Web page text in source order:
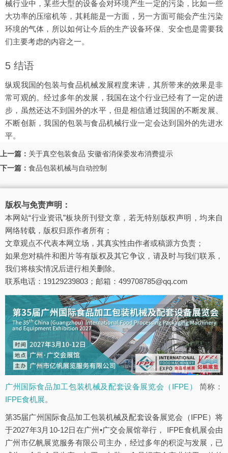
械行业中，某些大型的设备会对环境产生一定的污染，比如一些
大功率的压缩机等，其耗能是一方面，另一方面可能会产生污染
环境的气体，所以如何让今后的生产设备环保、安全也是需要我
们主要考虑的内容之一。
5 结语
纵观我国的包装与食品机械发展程度来讲，其所带来的效果是非
常可观的。经过多年的发展，我国在这个行业已经有了一定的进
步，虽然还达不到国外的水平，但是相信通过我国的不断发展、
不断创新，我国的包装与食品机械行业一定会达到国外的先进水
平。
上一篇： 关于真空包装食品 安徽省消保委发布消费提示
下一篇： 食品包装机械与自动控制
版权与免责声明：
本网站“行业资讯”板块所刊登文章，若无特别版权声明，均来自
网络转载，版权归原作者所有；
文章观点不代表本网立场，其真实性由作者或稿源方负责；
如果您对稿件和图片等有版权及其它争议，请及时与我们联系，
我们将核实情况后进行相关删除。
联系电话：19129239803；邮箱：499708785@qq.com
广州国际食品加工包装机械及配套设备展览会（IFPE）
简称：
IFPE食机展。
第35届广州国际食品加工包装机械及配套设备展览会（IFPE）将
于2027年3月10-12日在广州•广交会展馆举行， IFPE食机展会由
广州市亿帆展览服务有限公司主办，经过多年的积淀与发展，已